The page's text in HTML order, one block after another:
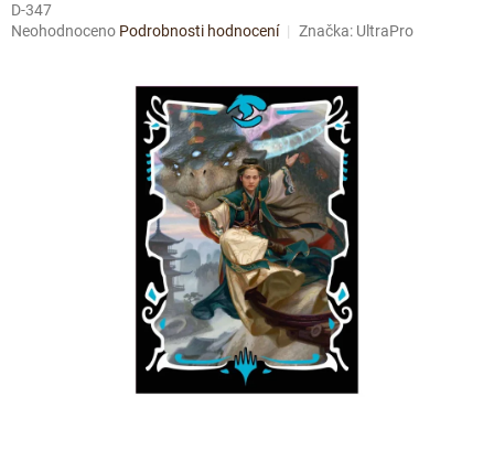
D-347
Průměrné
Neohodnoceno Podrobnosti hodnocení Značka: UltraPro